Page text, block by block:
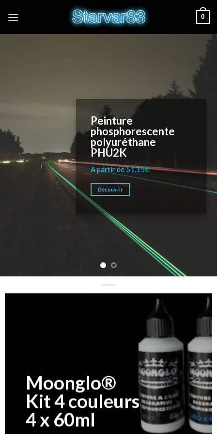
0
Peinture
phosphorescente
polyuréthane
PHU2K
A partir de 51,15€
Découvrir
Moonglo®
Kit 4 couleurs
4 x 60ml